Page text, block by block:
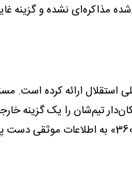
از گزینه‌های داخلی مطرح‌شده مذاکره‌ای نشده و
استقلال ارائه کرده است.
تیم‌شان را یک گزینه
بگذارند. با وجود بحث‌های مطرح‌شده درباره احتمال استخدام یک سرمربی مطرح خارجی، خبرنگار «فوتبال 360» به اطلاعات